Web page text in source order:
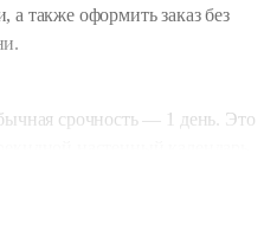
также оформить заказ без
срочность — 1 день. Это
его в работе, для